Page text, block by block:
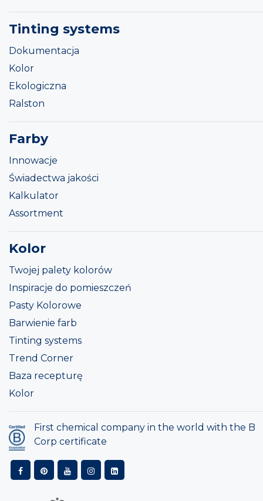
Tinting systems
Dokumentacja
Kolor
Ekologiczna
Ralston
Farby
Innowacje
Świadectwa jakości
Kalkulator
Assortment
Kolor
Twojej palety kolorów
Inspiracje do pomieszczeń
Pasty Kolorowe
Barwienie farb
Tinting systems
Trend Corner
Baza recepturę
Kolor
First chemical company in the world with the B
Corp certificate